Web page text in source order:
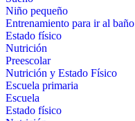
Niño pequeño
Entrenamiento para ir al baño
Estado físico
Nutrición
Preescolar
Nutrición y Estado Físico
Escuela primaria
Escuela
Estado físico